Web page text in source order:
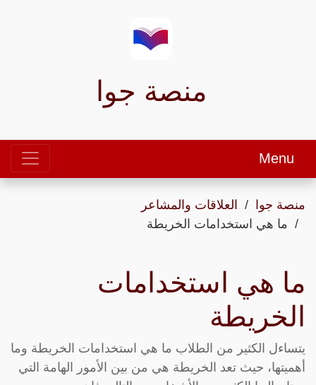
منصة جوا
Menu
منصة جوا
العلاقات والمشاعر
ما هي استخدامات الخريطة
ما هي استخدامات
الخريطة
يتساءل الكثير من الطلاب ما هي استخدامات الخريطة وما
أهميتها، حيث تعد الخريطة هي من بين الأمور الهامة التي